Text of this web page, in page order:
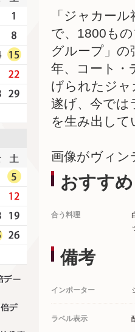
「ジャカー
で、1800も
グループ」
年、コート・
げられたジャ
遂げ、今では
を生み出し
画像がヴィン
おすすめ
合う料理
備考
インポーター
ラベル表示